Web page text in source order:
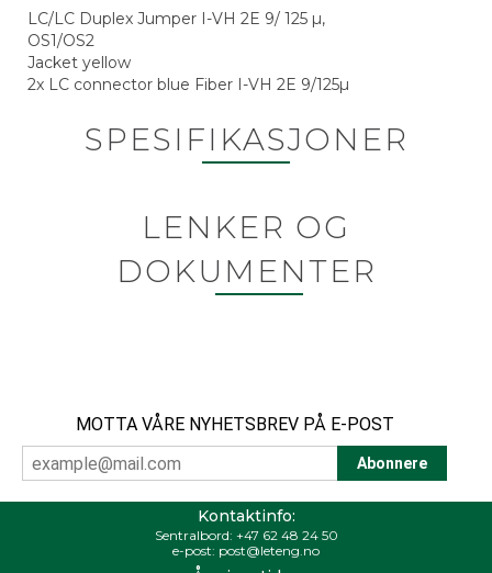
LC/LC Duplex Jumper I-VH 2E 9/ 125 µ,
OS1/OS2
Jacket yellow
2x LC connector blue Fiber I-VH 2E 9/125µ
SPESIFIKASJONER
LENKER OG
DOKUMENTER
MOTTA VÅRE NYHETSBREV PÅ E-POST
Kontaktinfo:
Sentralbord: +47 62 48 24 50
e-post: post@leteng.no